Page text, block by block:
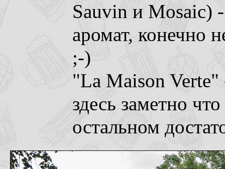
Sauvin и Mosaic)
аромат, конечно
;-)
"La Maison
здесь заметно
остальном